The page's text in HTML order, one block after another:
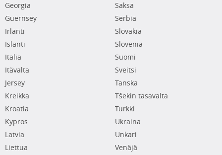
Georgia
Guernsey
Irlanti
Islanti
Italia
Itävalta
Jersey
Kreikka
Kroatia
Kypros
Latvia
Liettua
Saksa
Serbia
Slovakia
Slovenia
Suomi
Sveitsi
Tanska
Tšekin tasavalta
Turkki
Ukraina
Unkari
Venäjä